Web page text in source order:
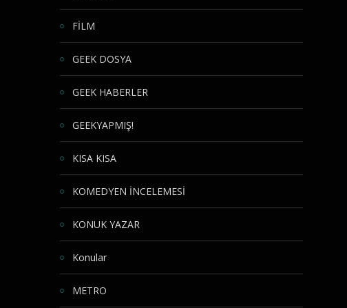
FİLM
GEEK DOSYA
GEEK HABERLER
GEEKYAPMIŞ!
KISA KISA
KOMEDYEN İNCELEMESİ
KONUK YAZAR
Konular
METRO